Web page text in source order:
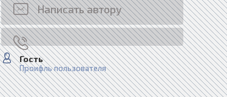
Написать автору
Гость
Проифль пользователя